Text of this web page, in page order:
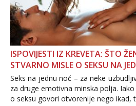
ISPOVIJESTI IZ KREVETA: ŠTO
STVARNO MISLE O SEKSU NA
Seks na jednu noć – za neke
za druge emotivna minska polja.
o seksu govori otvorenije nego ikad,